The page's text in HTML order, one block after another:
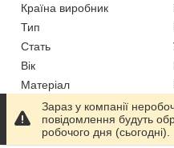
Країна виробник
Тип
Стать
Вік
Матеріал
Колір
Кількість складових
елементів
Зараз у компанії
повідомлення будуть
робочого дня (сьогодні).